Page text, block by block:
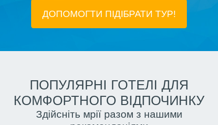
ДОПОМОГТИ ПІДIБРАТИ ТУР!
ПОПУЛЯРНІ ГОТЕЛІ ДЛЯ
КОМФОРТНОГО ВІДПОЧИНКУ
Здійсніть мрії разом з нашими